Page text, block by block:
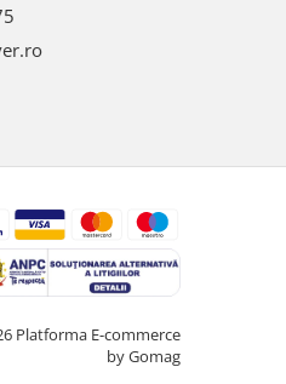
Platforma E-commerce
by Gomag